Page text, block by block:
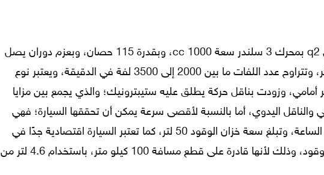
زودت سيارة أودي q2 بمحرك 3 سلندر سعة 1000 cc، وبقدرة 115 حصان، وبعزم دوران يصل
إلى 200 نيوتن.متر، وتتراوح عدد اللفات ما بين 2000 إلى 3500 لفة في الدقيقة، ويعتبر نوع
أمامي، وزودت بناقل حركة يطلق عليه ستيبترونيك؛ والذي يجمع بين مزايا
والناقل اليدوي، أما بالنسبة لأقصى سرعة يمكن أن تحققها السيارة؛ فهي
211 كيلو متر في الساعة، وتبلغ سعة خزان الوقود 50 لتر، كما تعتبر السيارة اقتصادية جدًا في
معدل استهلاك الوقود، وذلك لأنها قادرة على قطع مسافة 100 كيلو متر، باستخدام 4.6 لتر من